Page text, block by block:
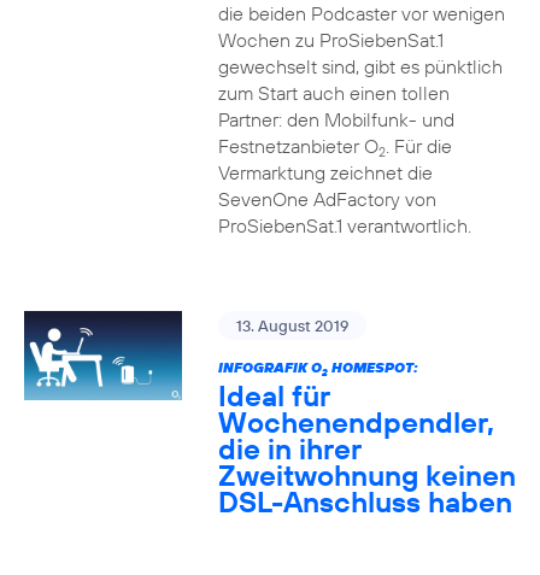
die beiden Podcaster vor wenigen
Wochen zu ProSiebenSat.1
gewechselt sind, gibt es pünktlich
zum Start auch einen tollen
Partner: den Mobilfunk- und
Festnetzanbieter O2. Für die
Vermarktung zeichnet die
SevenOne AdFactory von
ProSiebenSat.1 verantwortlich.
13. August 2019
INFOGRAFIK O2HOMESPOT:
Ideal für
Wochenendpendler,
die in ihrer
Zweitwohnung keinen
DSL-Anschluss haben